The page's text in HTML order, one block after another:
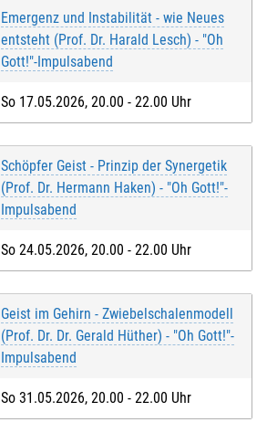
Emergenz und Instabilität - wie Neues
entsteht (Prof. Dr. Harald Lesch) - "Oh
Gott!"-Impulsabend
So 17.05.2026, 20.00 - 22.00 Uhr
Schöpfer Geist - Prinzip der Synergetik
(Prof. Dr. Hermann Haken) - "Oh Gott!"-
Impulsabend
So 24.05.2026, 20.00 - 22.00 Uhr
Geist im Gehirn - Zwiebelschalenmodell
(Prof. Dr. Dr. Gerald Hüther) - "Oh Gott!"-
Impulsabend
So 31.05.2026, 20.00 - 22.00 Uhr